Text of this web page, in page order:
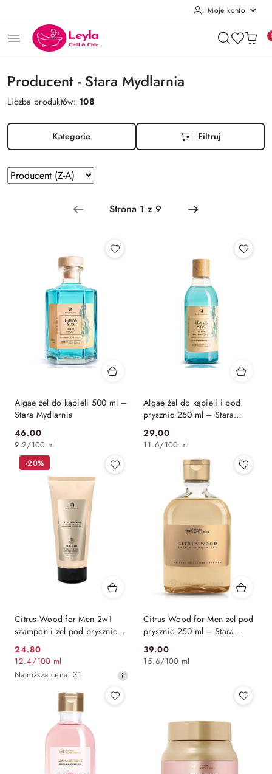
Moje konto
Producent - Stara Mydlarnia
Liczba produktów: 108
Kategorie Filtruj
Zastosowano
sortowanie:
Sortuj
według
Algae żel do kąpieli 500 ml –
Stara Mydlarnia
Cena:
46.00
9.2/100 ml
Algae żel do kąpieli i pod
prysznic 250 ml – Stara
Mydlarnia
Cena:
29.00
11.6/100 ml
Citrus Wood for Men 2w1
szampon i żel pod prysznic
Cena
promocyjna:
24.80
12.4/100 ml
Najniższa
Najniższa cena: 31
-20%
Citrus Wood for Men żel pod
prysznic 250 ml – Stara
Cena:
39.00
15.6/100 ml